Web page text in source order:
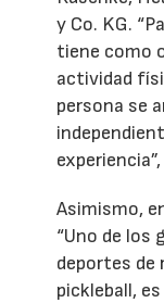
y Co. KG.
tiene como
actividad
persona se
Asimismo,
“Uno de los
deportes de
pickleball,